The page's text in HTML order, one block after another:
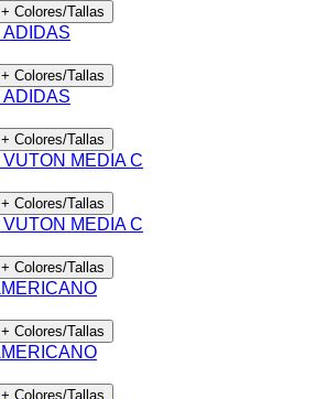
+ Colores/Tallas
+ Colores/Tallas
+ Colores/Tallas
+ Colores/Tallas
+ Colores/Tallas
+ Colores/Tallas
+ Colores/Tallas